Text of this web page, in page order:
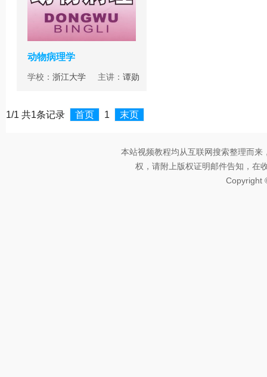
动物病理学
学校： 浙江大学 主讲： 谭勋
1/1 共1条记录 首页 1 末页
本站视频教程均从互联网搜索整理而
权，请附上版权证明邮件告知，在
Copyright